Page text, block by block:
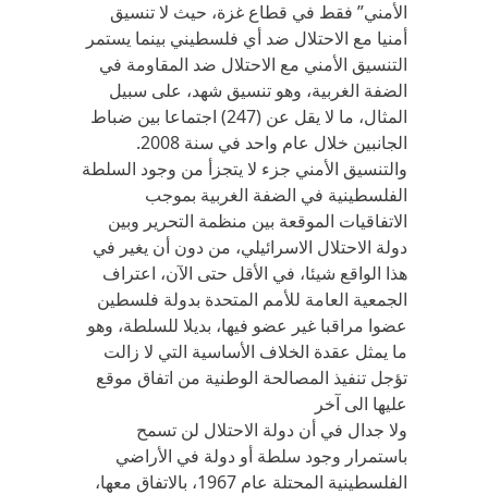
الأمني” فقط في قطاع غزة، حيث لا تنسيق
أمنيا مع الاحتلال ضد أي فلسطيني بينما يستمر
التنسيق الأمني مع الاحتلال ضد المقاومة في
الضفة الغربية، وهو تنسيق شهد، على سبيل
المثال، ما لا يقل عن (247) اجتماعا بين ضباط
الجانبين خلال عام واحد في سنة 2008.
والتنسيق الأمني جزء لا يتجزأ من وجود السلطة
الفلسطينية في الضفة الغربية بموجب
الاتفاقيات الموقعة بين منظمة التحرير وبين
دولة الاحتلال الاسرائيلي، من دون أن يغير في
هذا الواقع شيئا، في الأقل حتى الآن، اعتراف
الجمعية العامة للأمم المتحدة بدولة فلسطين
عضوا مراقبا غير عضو فيها، بديلا للسلطة، وهو
ما يمثل عقدة الخلاف الأساسية التي لا زالت
تؤجل تنفيذ المصالحة الوطنية من اتفاق موقع
عليها الى آخر
ولا جدال في أن دولة الاحتلال لن تسمح
باستمرار وجود سلطة أو دولة في الأراضي
الفلسطينية المحتلة عام 1967، بالاتفاق معها،